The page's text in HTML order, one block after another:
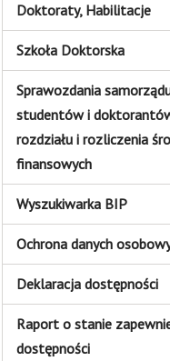
Doktoraty, Habilitacje
Szkoła Doktorska
Sprawozdania
studentów i
rozdziału i rozliczenia
finansowych
Wyszukiwarka BIP
Ochrona danych
Deklaracja dostępności
Raport o stanie
dostępności